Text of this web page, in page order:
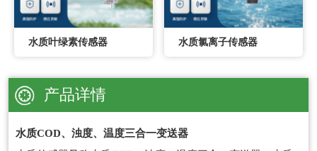
水质叶绿素传感器 水质氯离子传感器
产品详情
水质COD、浊度、温度三合一变送器